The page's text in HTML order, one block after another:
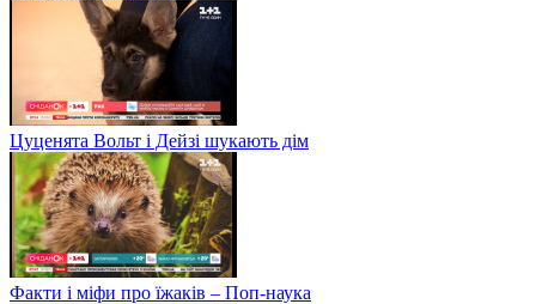
Цуценята Вольт і Дейзі шукають дім
Факти і міфи про їжаків – Поп-наука